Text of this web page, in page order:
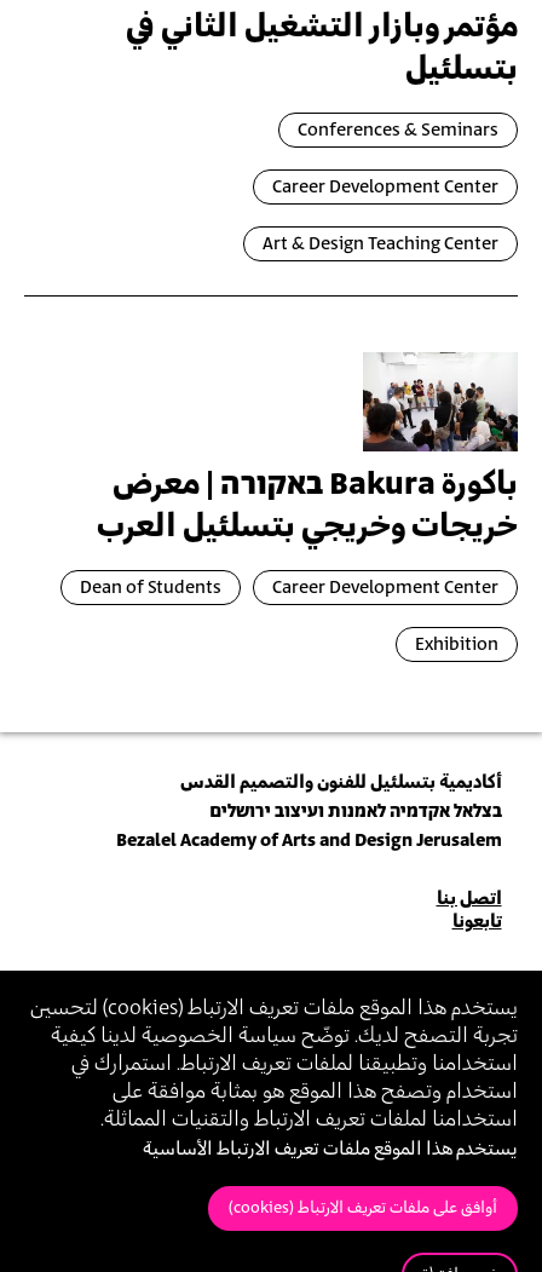
يستخدم هذا الموقع ملفات تعريف الارتباط (cookies) لتحسين
تجربة التصفح لديك. توضّح سياسة الخصوصية لدينا كيفية
استخدامنا وتطبيقنا لملفات تعريف الارتباط. استمرارك في
استخدام وتصفح هذا الموقع هو بمثابة موافقة على
استخدامنا لملفات تعريف الارتباط والتقنيات المماثلة.
يستخدم هذا الموقع ملفات تعريف الارتباط الأساسية
أوافق على ملفات تعريف الارتباط (cookies)
مؤتمر وبازار التشغيل الثاني في
بتسلئيل
Conferences & Seminars
Career Development Center
Art & Design Teaching Center
باكورة Bakura באקורה | معرض
خريجات وخريجي بتسلئيل العرب
Career Development Center
Dean of Students
Exhibition
أكاديمية بتسلئيل للفنون والتصميم القدس
בצלאל אקדמיה לאמנות ועיצוב ירושלים
Bezalel Academy of Arts and Design Jerusalem
للاتصال
بنا
اتصل بنا
تابعونا
انضم\ي لنشرتنا البريدية (نيوزلتر)
أدخل\ي عنوان الإيميل
بالانضمام، أنت توافق علىسياسة الخصوصيةوشروط الاستخدام الخاصة ببتسلئيل
شروط الاستخدام